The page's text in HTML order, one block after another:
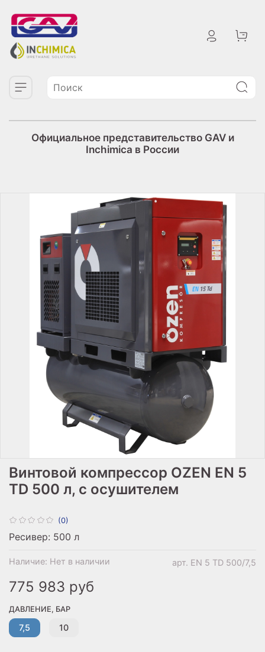
Официальное представительство GAV и
Inchimica в России
(0)
арт. EN 5 TD 500/7,5
Наличие: Нет в наличии
Винтовой компрессор OZEN EN 5
TD 500 л, с осушителем
775 983 руб
ДАВЛЕНИЕ, БАР
7,5 10
Ресивер: 500 л